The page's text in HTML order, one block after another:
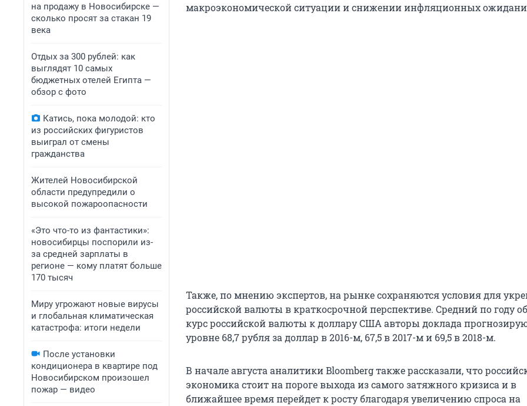
на продажу в Новосибирске —
сколько просят за стакан 19
века
Отдых за 300 рублей: как
выглядят 10 самых
бюджетных отелей Египта —
обзор с фото
Катись, пока молодой: кто
из российских фигуристов
выиграл от смены
гражданства
Жителей Новосибирской
области предупредили о
высокой пожароопасности
«Это что-то из фантастики»:
новосибирцы поспорили из-
за средней зарплаты в
регионе — кому платят больше
170 тысяч
Миру угрожают новые вирусы
и глобальная климатическая
катастрофа: итоги недели
После установки
кондиционера в квартире под
Новосибирском произошел
пожар — видео
макроэкономической ситуации и снижении инфляционных
Также, по мнению экспертов, на рынке сохраняются условия для
российской валюты в краткосрочной перспективе. Средний по году
курс российской валюты к доллару США авторы доклада
уровне 68,7 рубля за доллар в 2016-м, 67,5 в 2017-м и 69,5 в 2018-м.
В начале августа аналитики Bloomberg также рассказали, что
экономика стоит на пороге выхода из самого затяжного кризиса и в
ближайшее время перейдет к росту благодаря увеличению спроса на